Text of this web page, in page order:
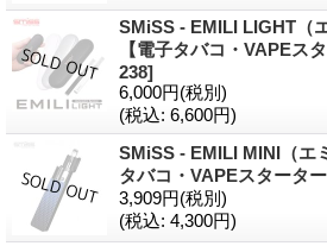
SMiSS - EMILI LIGHT（
【電子タバコ・VAPEス
238]
6,000円(税別)
(税込: 6,600円)
SMiSS - EMILI MINI（エ
タバコ・VAPEスタータ
3,909円(税別)
(税込: 4,300円)